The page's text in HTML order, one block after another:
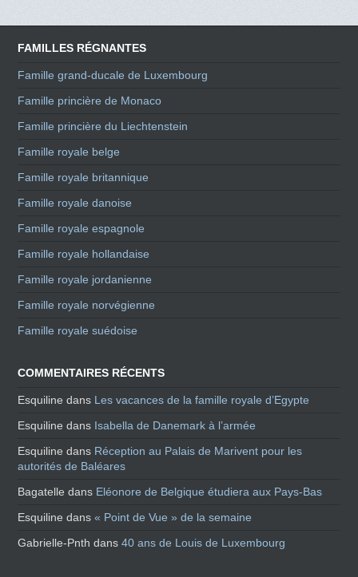
FAMILLES RÉGNANTES
Famille grand-ducale de Luxembourg
Famille princière de Monaco
Famille princière du Liechtenstein
Famille royale belge
Famille royale britannique
Famille royale danoise
Famille royale espagnole
Famille royale hollandaise
Famille royale jordanienne
Famille royale norvégienne
Famille royale suédoise
COMMENTAIRES RÉCENTS
Esquiline dans Les vacances de la famille royale d’Egypte
Esquiline dans Isabella de Danemark à l’armée
Esquiline dans Réception au Palais de Marivent pour les
autorités de Baléares
Bagatelle dans Eléonore de Belgique étudiera aux Pays-Bas
Esquiline dans« Point de Vue » de la semaine
Gabrielle-Pnth dans40 ans de Louis de Luxembourg